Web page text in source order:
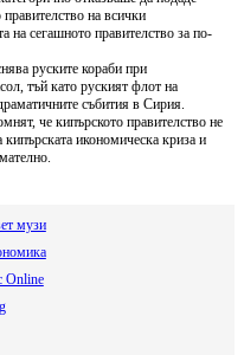
на всички
сегашното правителство за по-
руските кораби при
тъй като руският флот на
събития в Сирия.
че кипърското правителство не
икономическа криза и
музи
Online